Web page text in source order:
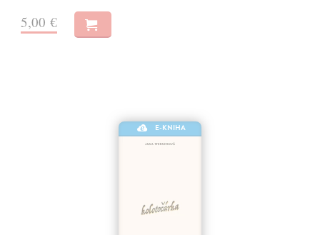
5,00 €
E-KNIHA